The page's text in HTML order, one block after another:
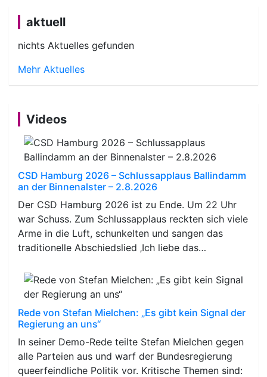
aktuell
nichts Aktuelles gefunden
Mehr Aktuelles
Videos
CSD Hamburg 2026 – Schlussapplaus Ballindamm
an der Binnenalster – 2.8.2026
Der CSD Hamburg 2026 ist zu Ende. Um 22 Uhr
war Schuss. Zum Schlussapplaus reckten sich viele
Arme in die Luft, schunkelten und sangen das
traditionelle Abschiedslied ‚Ich liebe das…
Rede von Stefan Mielchen: „Es gibt kein Signal der
Regierung an uns“
In seiner Demo-Rede teilte Stefan Mielchen gegen
alle Parteien aus und warf der Bundesregierung
queerfeindliche Politik vor. Kritische Themen sind: